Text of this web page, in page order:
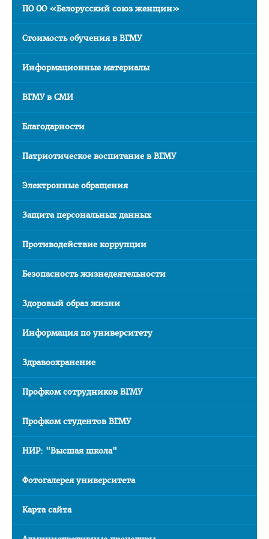
Медаль «За трудовые заслуги»
Почётная грамота Национального собрания РБ
Почётная грамота Совета Министров РБ
Благодарность Президента РБ
Почётная грамота Администрации Президента РБ
Национального собрания РБ
Благодарность Администрации Президента РБ
АБИТУРИЕНТУ
Факультет довузовской подготовки
Порядок приема на ФДП 2026
Стоимость обучения
Адрес
Для иностранных граждан
Личный кабинет абитуриента
Сроки вступительной кампании 2026
Количество поданных заявлений и конкурс 2026
Нормативная документация
Целевая подготовка
Общая информация
ПО ОО «Белорусский союз женщин»
Стоимость обучения в ВГМУ
Информационные материалы
ВГМУ в СМИ
Благодарности
Патриотическое воспитание в ВГМУ
Электронные обращения
Защита персональных данных
Противодействие коррупции
Безопасность жизнедеятельности
Здоровый образ жизни
Информация по университету
Здравоохранение
Профком сотрудников ВГМУ
Профком студентов ВГМУ
НИР: "Высшая школа"
Фотогалерея университета
Карта сайта